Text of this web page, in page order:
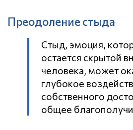
Преодоление стыда
Стыд, эмоция,
остается скрытой
человека, может
глубокое
собственного
общее